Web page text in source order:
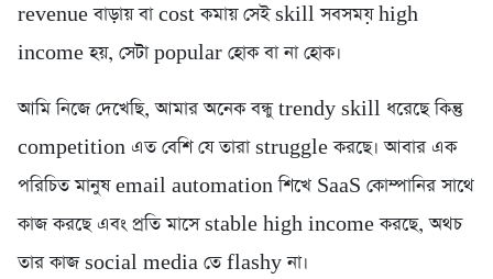
revenue বাড়ায় বা cost কমায় সেই skill সবসময় high
income হয়, সেটা popular হোক বা না হোক।
আমি নিজে দেখেছি, আমার অনেক বন্ধু trendy skill ধরেছে কিন্তু
competition এত বেশি যে তারা struggle করছে। আবার এক
পরিচিত মানুষ email automation শিখে SaaS কোম্পানির সাথে
কাজ করছে এবং প্রতি মাসে stable high income করছে, অথচ
তার কাজ social media তে flashy না।